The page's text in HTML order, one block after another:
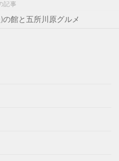
記事
館と五所川原グルメ